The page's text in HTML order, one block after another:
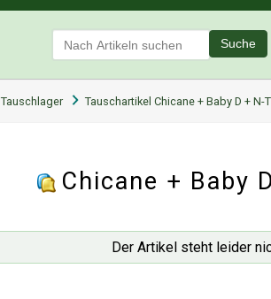
Suche
Tauschlager Tauschartikel Chicane + Baby D + N-
Chicane + Baby
Der Artikel steht leider